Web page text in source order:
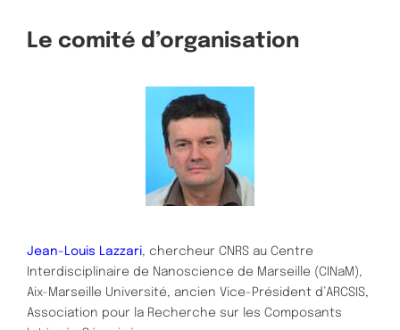
Le comité d’organisation
Jean-Louis Lazzari , chercheur CNRS au Centre
Interdisciplinaire de Nanoscience de Marseille (CINaM),
Aix-Marseille Université, ancien Vice-Président d’ARCSIS,
Association pour la Recherche sur les Composants